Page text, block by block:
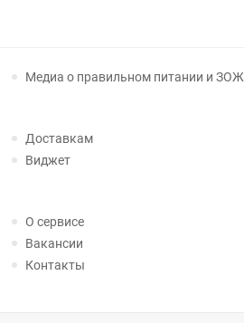
Медиа о правильном питании и ЗОЖ
Доставкам
Виджет
О сервисе
Вакансии
Контакты